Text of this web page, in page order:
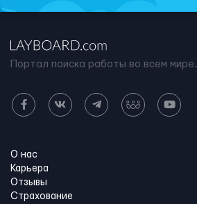
Портал поиска работы во всем мире.
О нас
Карьера
Отзывы
Страхование